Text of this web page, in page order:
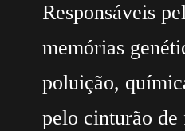
Responsáveis
memórias
poluição,
pelo cinturão de